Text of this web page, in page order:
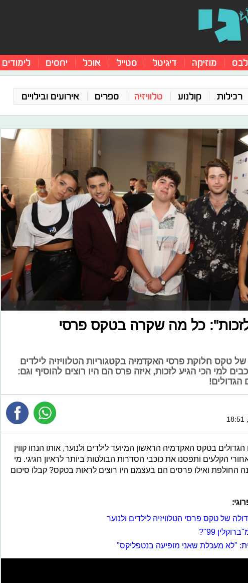
מוזיקה דיגיטל סטייל אוכל יחסים לימודים
רכילות קולנוע טלוויזיה ספרים אירועים ובילויים
כל מה שקרה בטקס פרסי
של טקס חלוקת פרסי האקדמיה בקטגוריות הטלוויזיה לילדים
למי הכי הגיע לזכות, איזה פרס הם היו רוצים להוסיף וגם:
הגדולים!
בטקס האקדמיה הראשון המיועד לילדים ולנוער, אותו הנחו קווין
מאחורי הקלעים ותפסנו את כוכבי הסדרות הבולטות ביותר לראיון חגיגי. מי
החולפת ואילו פרסים הם בעצמם היו רוצים לראות בטקס? קבלו סיכום
של טקס פרסי הטלוויזיה לילדים ולנוער
99"?
"לא מעכלת שאני מופיעה בנטפליקס"